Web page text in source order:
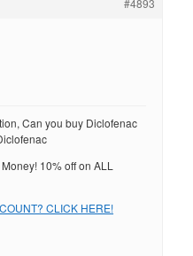
#4893
Can you buy Diclofenac
10% off on ALL
CLICK HERE!